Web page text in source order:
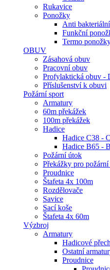
Rukavice
Ponožky
Anti bakteriální
Funkční
Termo
OBUV
Zásahová obuv
Pracovní obuv
Profylaktická obuv -
Příslušenství k obuvi
Požární sport
Armatury
60m překážek
100m překážek
Hadice
Hadice C38 -
Hadice B65 -
Požární útok
Překážky pro požární
Proudnice
Štafeta 4x 100m
Rozdělovače
Savice
Sací koše
Štafeta 4x 60m
Výzbroj
Armatury
Hadicové
Ostatní
Proudnice